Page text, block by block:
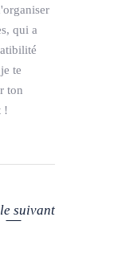
qui a
te
ton
!
suivant